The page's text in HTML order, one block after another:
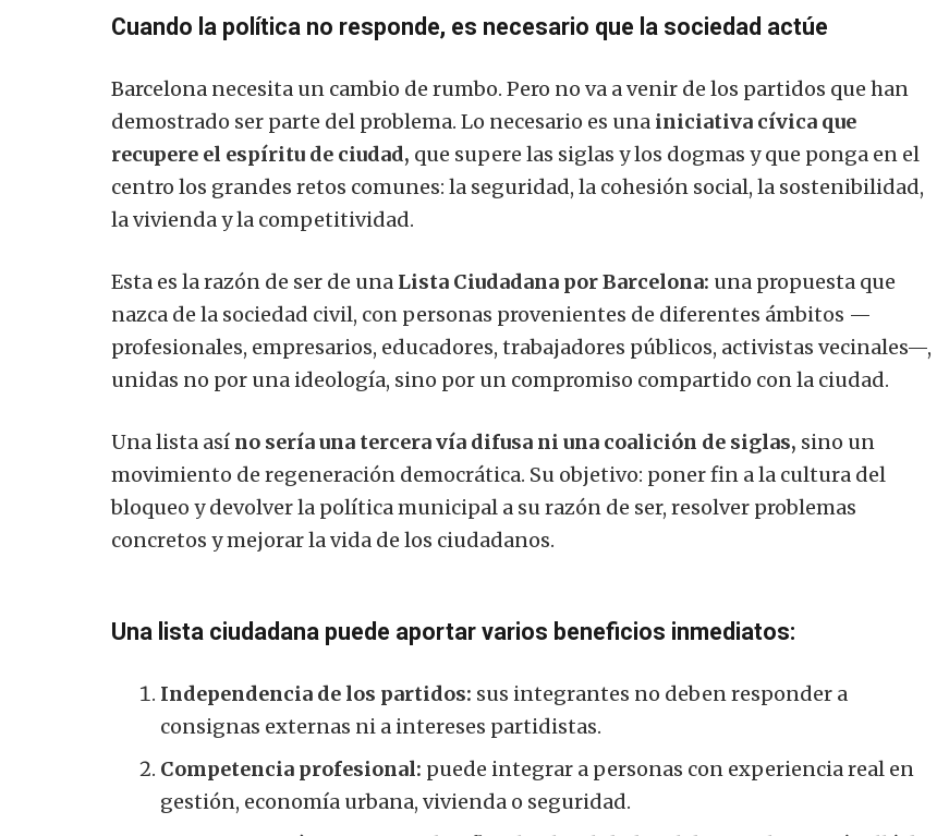
Cuando la política no responde, es necesario que la sociedad actúe
Barcelona necesita un cambio de rumbo. Pero no va a venir de los partidos que han
demostrado ser parte del problema. Lo necesario es una iniciativa cívica que
recupere el espíritu de ciudad, que supere las siglas y los dogmas y que ponga en el
centro los grandes retos comunes: la seguridad, la cohesión social, la sostenibilidad,
la vivienda y la competitividad.
Esta es la razón de ser de una Lista Ciudadana por Barcelona: una propuesta que
nazca de la sociedad civil, con personas provenientes de diferentes ámbitos —
profesionales, empresarios, educadores, trabajadores públicos, activistas vecinales—,
unidas no por una ideología, sino por un compromiso compartido con la ciudad.
Una lista así no sería una tercera vía difusa ni una coalición de siglas, sino un
movimiento de regeneración democrática. Su objetivo: poner fin a la cultura del
bloqueo y devolver la política municipal a su razón de ser, resolver problemas
concretos y mejorar la vida de los ciudadanos.
Una lista ciudadana puede aportar varios beneficios inmediatos:
Independencia de los partidos: sus integrantes no deben responder a
consignas externas ni a intereses partidistas.
Competencia profesional: puede integrar a personas con experiencia real en
gestión, economía urbana, vivienda o seguridad.